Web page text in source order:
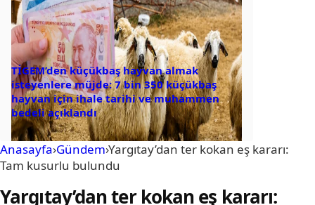
TİGEM’den küçükbaş hayvan almak
isteyenlere müjde: 7 bin 350 küçükbaş
hayvan için ihale tarihi ve muhammen
bedeli açıklandı
Anasayfa›Gündem›Yargıtay’dan ter kokan eş kararı:
Tam kusurlu bulundu
Yargıtay’dan ter kokan eş kararı: